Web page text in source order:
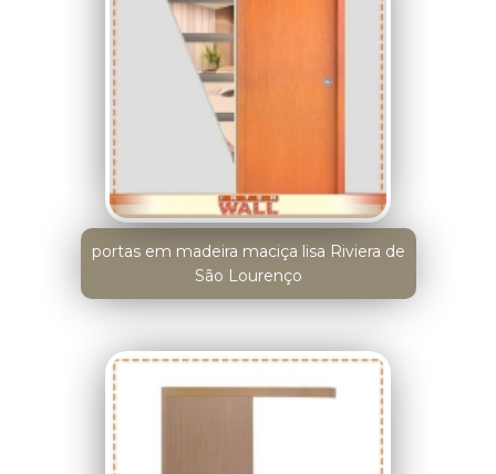
portas em madeira maciça lisa Riviera de
São Lourenço